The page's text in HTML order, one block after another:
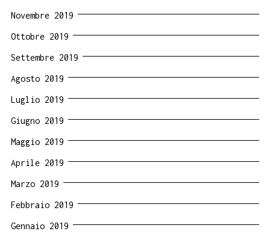
Novembre 2019
Ottobre 2019
Settembre 2019
Agosto 2019
Luglio 2019
Giugno 2019
Maggio 2019
Aprile 2019
Marzo 2019
Febbraio 2019
Gennaio 2019